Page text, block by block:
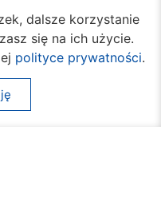
dalsze korzystanie
się na ich użycie.
polityce prywatności.